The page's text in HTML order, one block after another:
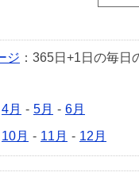
ジ ：365日+1日の毎日
4月 - 5月 - 6月
10月 - 11月 - 12月